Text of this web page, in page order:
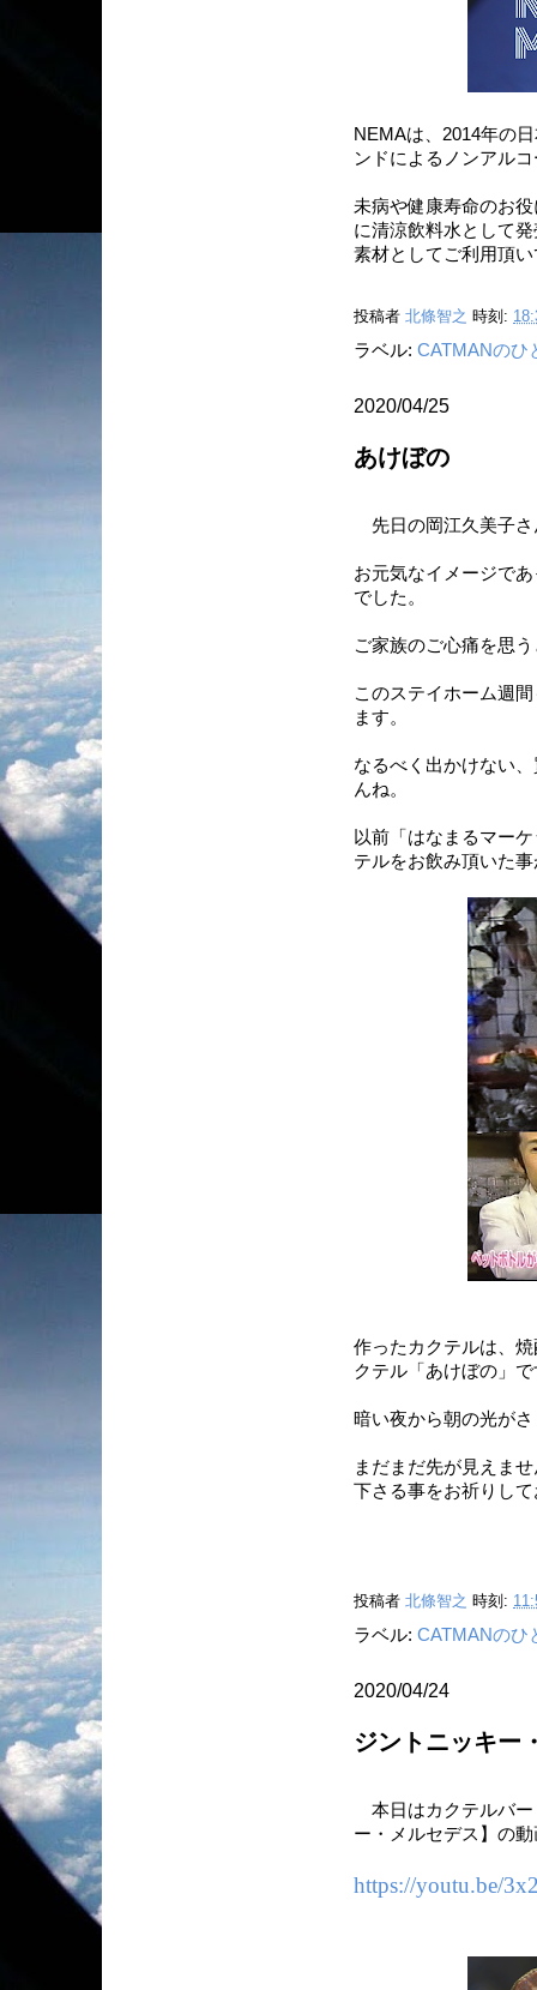
NEMAは、2014年の
ンドによるノンアル
未病や健康寿命のお
に清涼飲料水として
素材としてご利用頂
投稿者 北條智之 時刻:
ラベル: CATMANのひ
2020/04/25
あけぼの
先日の岡江久美子さ
お元気なイメージで
でした。
ご家族のご心痛を思
このステイホーム週
ます。
なるべく出かけない
んね。
以前「はなまるマー
テルをお飲み頂いた
作ったカクテルは、
クテル「あけぼの」
暗い夜から朝の光が
まだまだ先が見えま
下さる事をお祈りし
投稿者 北條智之 時刻:
ラベル: CATMANのひ
2020/04/24
ジントニッキー
本日はカクテルバー
ー・メルセデス】の
https://youtu.be/